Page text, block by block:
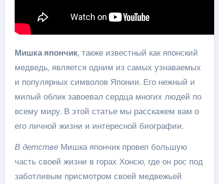
Мишка япончик, также известный как японский
медведь, является одним из самых узнаваемых
и популярных символов Японии. Его нежный и
милый облик завоевал сердца многих людей по
всему миру. В этой статье мы расскажем вам о
его личной жизни и интересной биографии.
В детствеМишка япончик провел большую
часть своей жизни в горах Хонсю, где он рос под
заботливым присмотром своей медвежьей